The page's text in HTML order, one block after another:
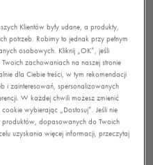
Klientów były udane, a produkty,
potrzeb. Robimy to jednak przy pełnym
osobowych. Kliknij „OK”, jeśli
zachowaniach na naszej stronie
dla Ciebie treści, w tym rekomendacji
i zainteresowań, spersonalizowanych
W każdej chwili możesz zmienić
wybierając „Dostosuj”. Jeśli nie
produktów, dopasowanych do Twoich
uzyskania więcej informacji, przeczytaj